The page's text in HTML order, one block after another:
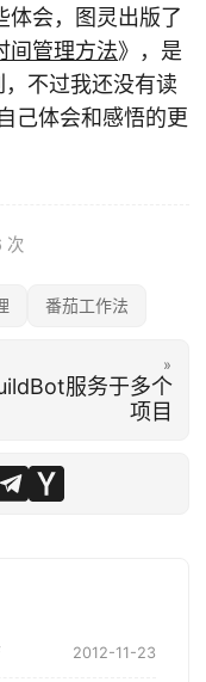
体会，图灵出版了
间管理方法》，是
不过我还没有读
己体会和感悟的更
次
番茄工作法
»
服务于多个
项目
2012-11-23